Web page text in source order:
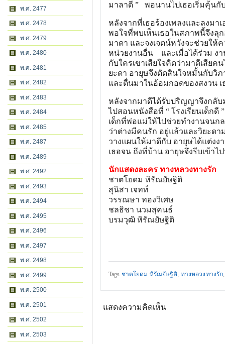
พ.ศ. 2477
พ.ศ. 2478
พ.ศ. 2479
พ.ศ. 2480
พ.ศ. 2481
พ.ศ. 2482
พ.ศ. 2483
พ.ศ. 2484
พ.ศ. 2485
พ.ศ. 2487
พ.ศ. 2489
พ.ศ. 2492
พ.ศ. 2493
พ.ศ. 2494
พ.ศ. 2495
พ.ศ. 2496
พ.ศ. 2497
พ.ศ. 2498
พ.ศ. 2499
พ.ศ. 2500
พ.ศ. 2501
พ.ศ. 2502
พ.ศ. 2503
มาลาดี ” พอนานไปเธอเริ่มคุ้น
หลังจากที่เธอร้องเพลงและลงมา
พอใจที่พบเห็นเธอในสภาพนี้จึงลุ
มาดา และจงเจตน์หวังจะช่วยให้
หน่วยงานอื่น และเมื่อได้ร่วม งา
กับใครเขาเสียใจคิดว่ามาดีเสีย
ยะดา อายุษจึงตัดสินใจหมั้นกับวิ
และตื่นมาในอ้อมกอดของสงวน
หลังจากมาดีได้รับปริญญาจึงกลับ
ไปสอนหนังสือที่ “ โรงเรียนเด็ก
เด็กที่พ่อแม่ให้ไปช่วยทำงานจนก
ว่าต่างมีคนรัก อยู่แล้วและวิยะดา
วางแผนให้มาดีกับ อายุษได้แต่ง
เธอจน ถึงที่บ้าน อายุษจึงรีบเข้า
นักแสดงละคร ทางหลวงทางรัก
ชาตโยดม หิรัณยัษฐิติ
สุนิสา เจทท์
วรรณษา ทองวิเศษ
ชลธิชา นวมสุคนธ์
บรมวุฒิ หิรัณยัษฐิติ
Tags ชาตโยดม หิรัณยัษฐิติ, ทางหลวงทางรัก
แสดงความคิดเห็น